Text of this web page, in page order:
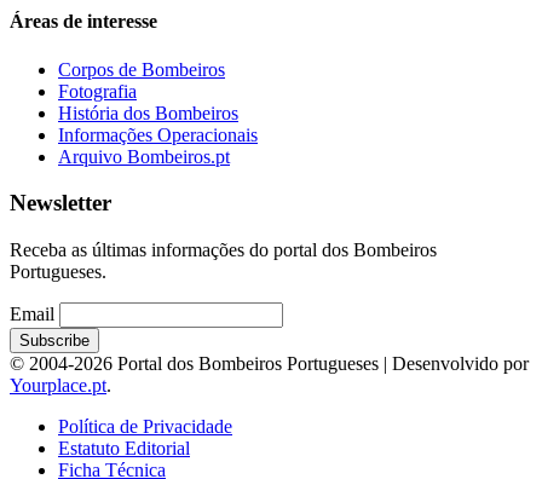
Áreas de interesse
Corpos de Bombeiros
Fotografia
História dos Bombeiros
Informações Operacionais
Arquivo Bombeiros.pt
Newsletter
Receba as últimas informações do portal dos Bombeiros
Portugueses.
Email
© 2004-2026 Portal dos Bombeiros Portugueses | Desenvolvido por
Yourplace.pt.
Política de Privacidade
Estatuto Editorial
Ficha Técnica